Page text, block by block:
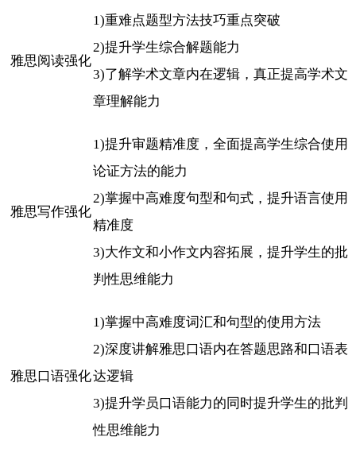
雅思阅读强化
1)重难点题型方法技巧重点突破
2)提升学生综合解题能力
3)了解学术文章内在逻辑，真正提高学术文
章理解能力
雅思写作强化
1)提升审题精准度，全面提高学生综合使用
论证方法的能力
2)掌握中高难度句型和句式，提升语言使用
精准度
3)大作文和小作文内容拓展，提升学生的批
判性思维能力
雅思口语强化
1)掌握中高难度词汇和句型的使用方法
2)深度讲解雅思口语内在答题思路和口语表
达逻辑
3)提升学员口语能力的同时提升学生的批判
性思维能力